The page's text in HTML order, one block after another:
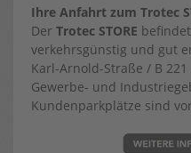
Ihre Anfahrt zum Trotec
Der Trotec STORE
verkehrsgünstig und gut
Karl-Arnold-Straße / B
Gewerbe- und
Kundenparkplätze sind